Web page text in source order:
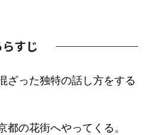
すじ
ざった独特の話し方をする
の花街へやってくる。